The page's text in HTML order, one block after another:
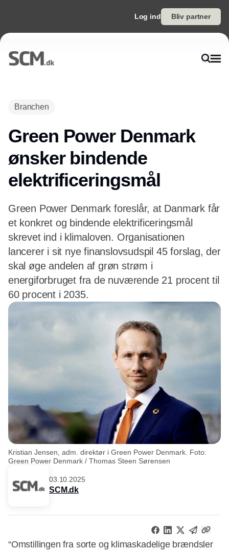
Log ind Bliv partner
Branchen
Green Power Denmark
ønsker bindende
elektrificeringsmål
Green Power Denmark foreslår, at Danmark får
et konkret og bindende elektrificeringsmål
skrevet ind i klimaloven. Organisationen
lancerer i sit nye finanslovsudspil 45 forslag, der
skal øge andelen af grøn strøm i
energiforbruget fra de nuværende 21 procent til
60 procent i 2035.
Kristian Jensen, adm. direktør i Green Power Denmark. Foto:
Green Power Denmark / Thomas Steen Sørensen
03.10.2025
SCM.dk
“Omstillingen fra sorte og klimaskadelige brændsler